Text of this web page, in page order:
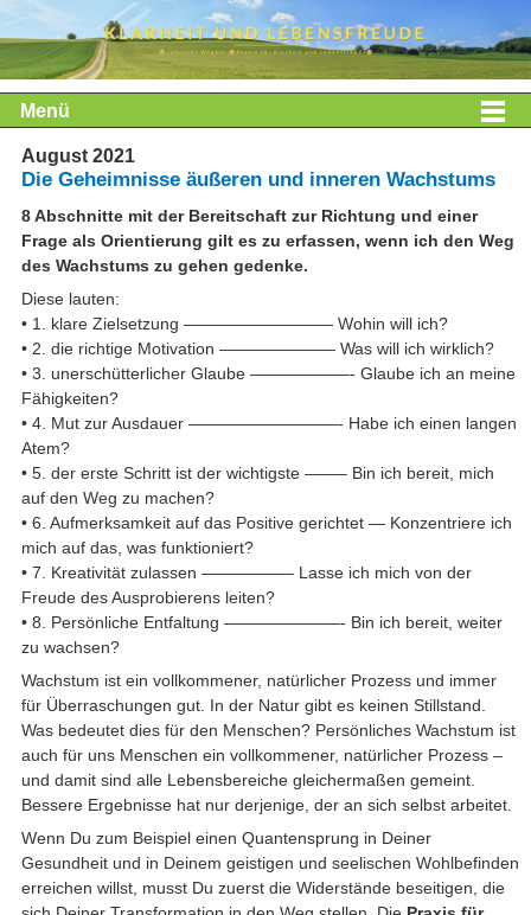
Menü
August 2021
Die Geheimnisse äußeren und inneren Wachstums
8 Abschnitte mit der Bereitschaft zur Richtung und einer
Frage als Orientierung gilt es zu erfassen, wenn ich den Weg
des Wachstums zu gehen gedenke.
Diese lauten:
• 1. klare Zielsetzung ————————— Wohin will ich?
• 2. die richtige Motivation ——————— Was will ich wirklich?
• 3. unerschütterlicher Glaube ——————- Glaube ich an meine
Fähigkeiten?
• 4. Mut zur Ausdauer —————————- Habe ich einen langen
Atem?
• 5. der erste Schritt ist der wichtigste ——– Bin ich bereit, mich
auf den Weg zu machen?
• 6. Aufmerksamkeit auf das Positive gerichtet — Konzentriere ich
mich auf das, was funktioniert?
• 7. Kreativität zulassen —————– Lasse ich mich von der
Freude des Ausprobierens leiten?
• 8. Persönliche Entfaltung ———————- Bin ich bereit, weiter
zu wachsen?
Wachstum ist ein vollkommener, natürlicher Prozess und immer
für Überraschungen gut. In der Natur gibt es keinen Stillstand.
Was bedeutet dies für den Menschen? Persönliches Wachstum ist
auch für uns Menschen ein vollkommener, natürlicher Prozess –
und damit sind alle Lebensbereiche gleichermaßen gemeint.
Bessere Ergebnisse hat nur derjenige, der an sich selbst arbeitet.
Wenn Du zum Beispiel einen Quantensprung in Deiner
Gesundheit und in Deinem geistigen und seelischen Wohlbefinden
erreichen willst, musst Du zuerst die Widerstände beseitigen, die